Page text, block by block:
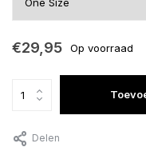
€29,95 Op voorraad
Delen